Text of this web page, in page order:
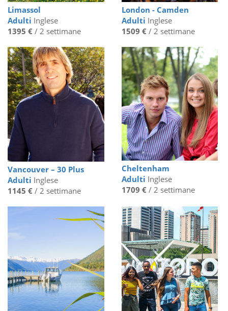
Limassol
Adulti Inglese
1395 € / 2 settimane
London - Camden
Adulti Inglese
1509 €/ 2 settimane
Vancouver – 30 Plus
Adulti Inglese
1145 € / 2 settimane
Cheltenham
Adulti Inglese
1709 €/ 2 settimane